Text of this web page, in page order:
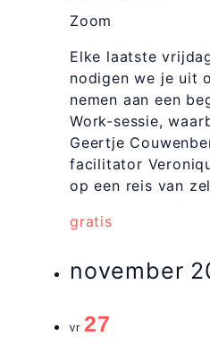
Zoom
Elke laatste
nodigen we je uit
nemen aan een
Work-sessie,
Geertje
facilitator
op een reis van
gratis
november
vr 27